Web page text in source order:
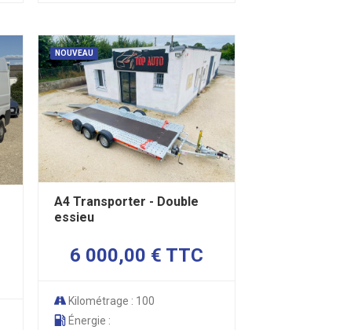
NOUVEAU
A4 Transporter - Double
essieu
6 000,00 € TTC
Kilométrage : 100
Énergie :